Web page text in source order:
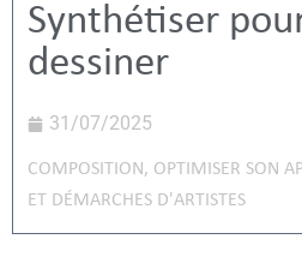
Synthétiser
dessiner
31/07/2025
COMPOSITION, OPTIMISER SON
ET DÉMARCHES D'ARTISTES